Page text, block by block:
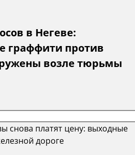
в Негеве:
граффити против
возле тюрьмы